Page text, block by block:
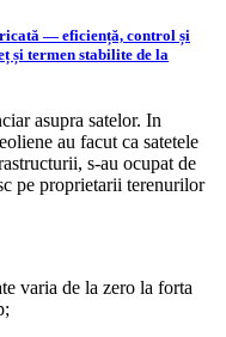
— eficiență, control și
și termen stabilite de la
asupra satelor. In
au facut ca satetele
s-au ocupat de
pe proprietarii terenurilor
varia de la zero la forta